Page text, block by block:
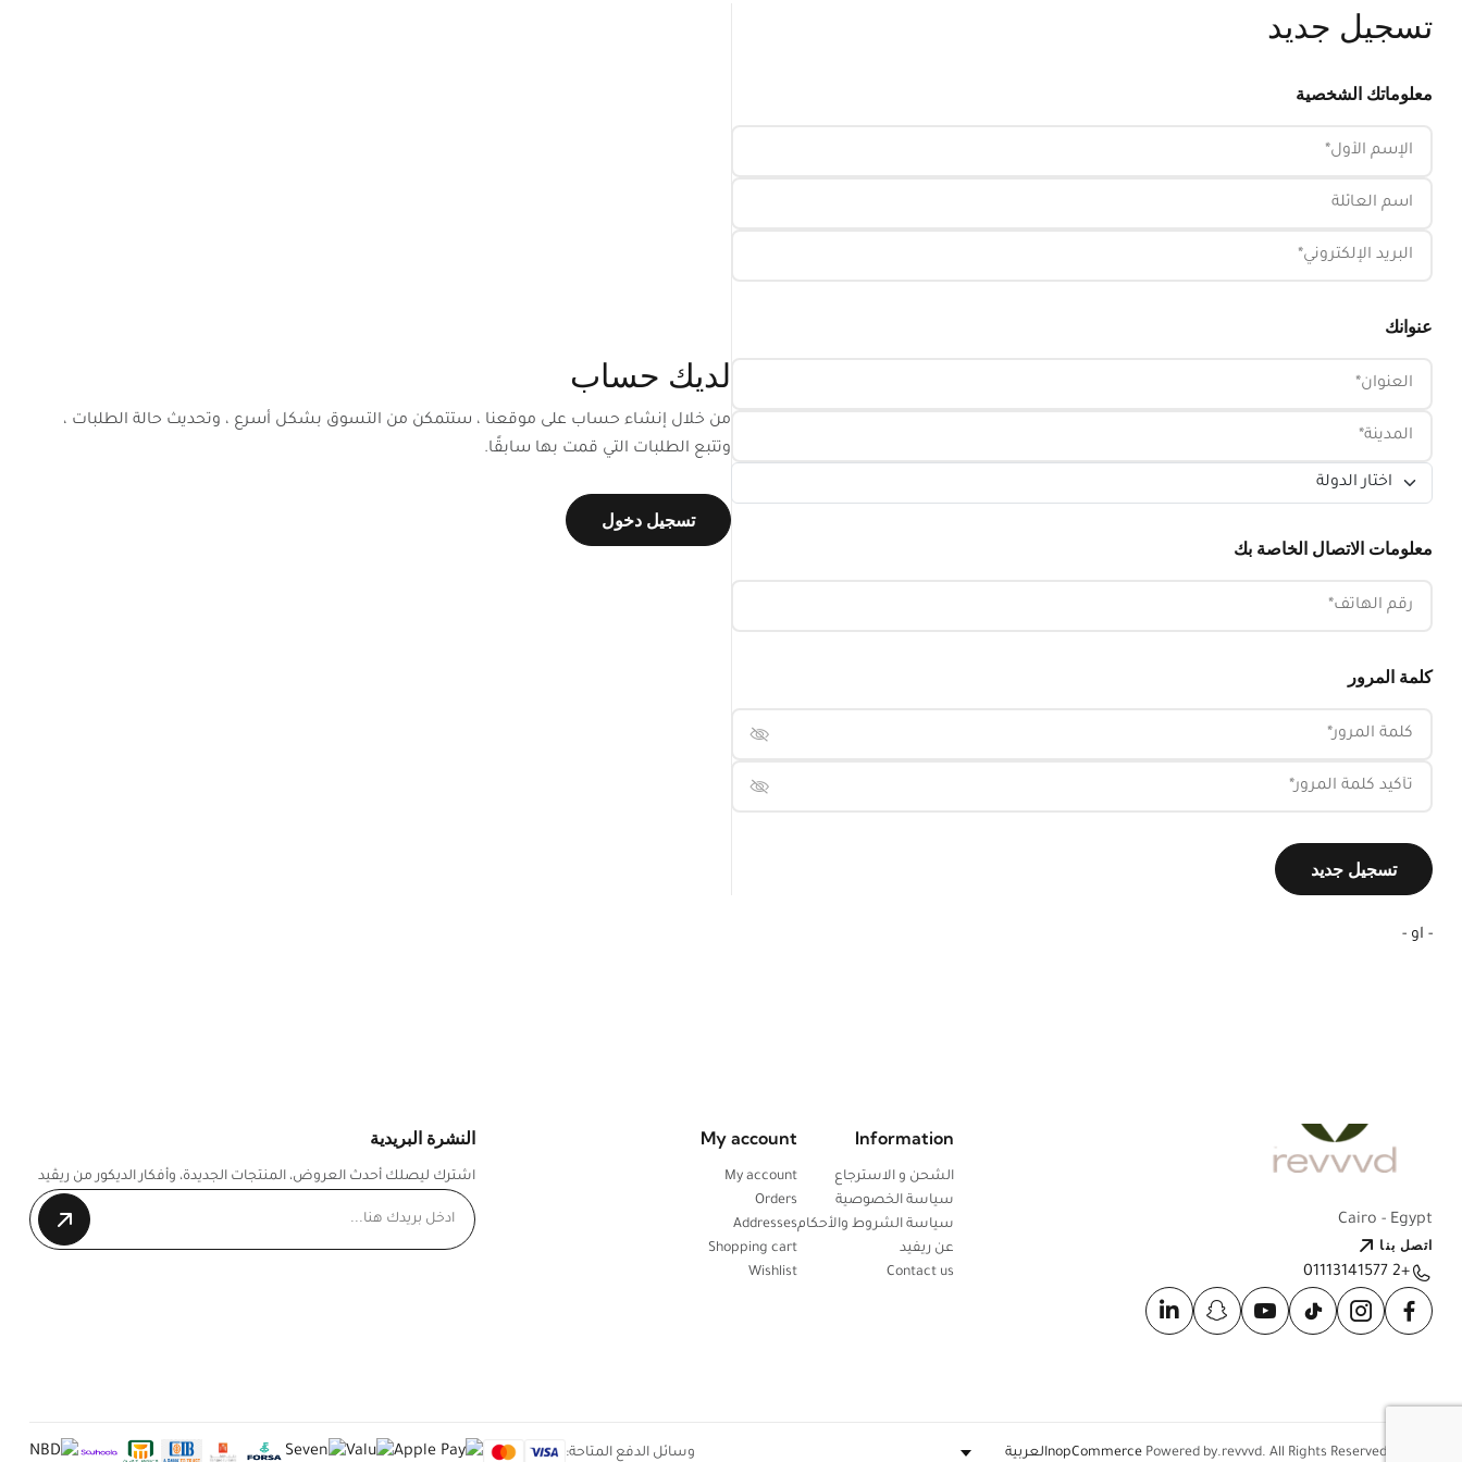
تسجيل جديد
معلوماتك الشخصية
الإسم الأول
البريد الإلكتروني
عنوانك
العنوان
معلومات الاتصال الخاصة بك
كلمة المرور
كلمة المرور
تأكيد كلمة المرور
تسجيل جديد
لديك حساب
من خلال إنشاء حساب على موقعنا ، ستتمكن من التسوق بشكل أسرع ، وتحديث حالة الطلبات ،
وتتبع الطلبات التي قمت بها سابقًا.
تسجيل دخول
- او -
Cairo - Egypt
اتصل بنا
+2 01113141577
Information
الشحن و الاسترجاع
سياسة الخصوصية
سياسة الشروط والأحكام
عن ريفيد
Contact us
My account
My account
Orders
Addresses
Shopping cart
Wishlist
النشرة البريدية
اشترك ليصلك أحدث العروض، المنتجات الجديدة، وأفكار الديكور من ريڤيد
Powered by
nopCommerce وسائل الدفع المتاحة: